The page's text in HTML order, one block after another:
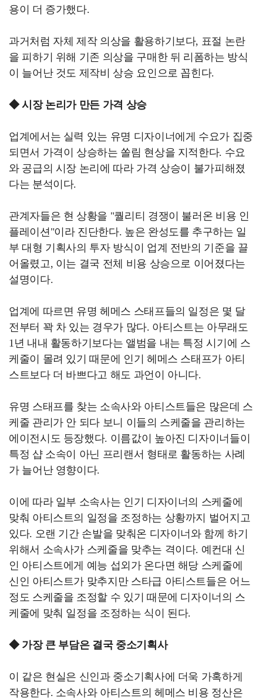
용이 더 증가했다.
과거처럼 자체 제작 의상을 활용하기보다, 표절 논란
을 피하기 위해 기존 의상을 구매한 뒤 리폼하는 방식
이 늘어난 것도 제작비 상승 요인으로 꼽힌다.
◆ 시장 논리가 만든 가격 상승
업계에서는 실력 있는 유명 디자이너에게 수요가 집중
되면서 가격이 상승하는 쏠림 현상을 지적한다. 수요
와 공급의 시장 논리에 따라 가격 상승이 불가피해졌
다는 분석이다.
관계자들은 현 상황을 "퀄리티 경쟁이 불러온 비용 인
플레이션"이라 진단한다. 높은 완성도를 추구하는 일
부 대형 기획사의 투자 방식이 업계 전반의 기준을 끌
어올렸고, 이는 결국 전체 비용 상승으로 이어졌다는
설명이다.
업계에 따르면 유명 헤메스 스태프들의 일정은 몇 달
전부터 꽉 차 있는 경우가 많다. 아티스트는 아무래도
1년 내내 활동하기보다는 앨범을 내는 특정 시기에 스
케줄이 몰려 있기 때문에 인기 헤메스 스태프가 아티
스트보다 더 바쁘다고 해도 과언이 아니다.
유명 스태프를 찾는 소속사와 아티스트들은 많은데 스
케줄 관리가 안 되다 보니 이들의 스케줄을 관리하는
에이전시도 등장했다. 이름값이 높아진 디자이너들이
특정 샵 소속이 아닌 프리랜서 형태로 활동하는 사례
가 늘어난 영향이다.
이에 따라 일부 소속사는 인기 디자이너의 스케줄에
맞춰 아티스트의 일정을 조정하는 상황까지 벌어지고
있다. 오랜 기간 손발을 맞춰온 디자이너와 함께 하기
위해서 소속사가 스케줄을 맞추는 격이다. 예컨대 신
인 아티스트에게 예능 섭외가 온다면 해당 스케줄에
신인 아티스트가 맞추지만 스타급 아티스트들은 어느
정도 스케줄을 조정할 수 있기 때문에 디자이너의 스
케줄에 맞춰 일정을 조정하는 식이 된다.
◆ 가장 큰 부담은 결국 중소기획사
이 같은 현실은 신인과 중소기획사에 더욱 가혹하게
작용한다. 소속사와 아티스트의 헤메스 비용 정산은